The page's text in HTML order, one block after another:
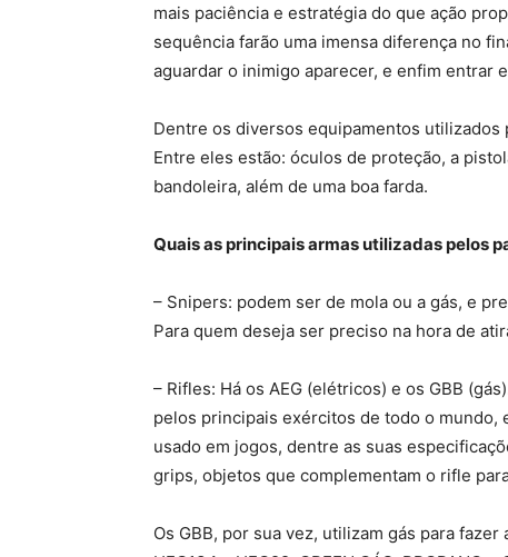
mais paciência e estratégia do que ação
sequência farão uma imensa diferença no
aguardar o inimigo aparecer, e enfim entrar
Dentre os diversos equipamentos
Entre eles estão: óculos de proteção, a
bandoleira, além de uma boa farda.
Quais as principais armas utilizadas pelos
– Snipers: podem ser de mola ou a gás, e
Para quem deseja ser preciso na hora de
– Rifles: Há os AEG (elétricos) e os GBB
pelos principais exércitos de todo o mundo,
usado em jogos, dentre as suas
grips, objetos que complementam o rifle
Os GBB, por sua vez, utilizam gás para